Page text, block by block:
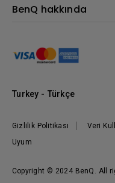
Espor
Projektör Atım Mesafesi
BenQ hakkında
Grup
Marka
Haberler
Copyright © 2024 BenQ. All
Gizlilik Politikası Veri
Uyum
Turkey - Türkçe